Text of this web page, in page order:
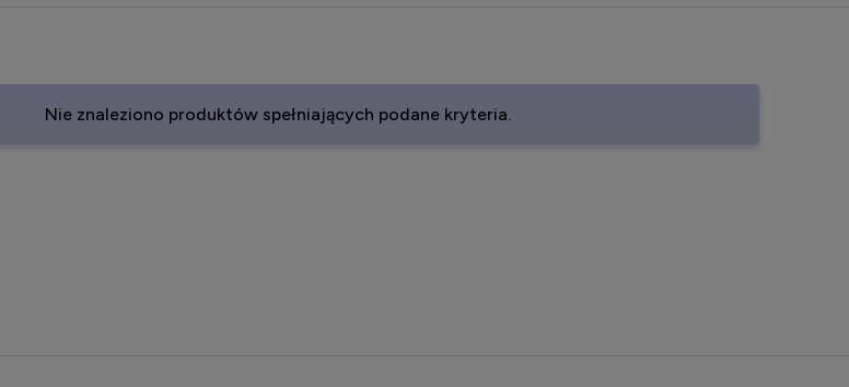
Nie znaleziono produktów spełniających podane kryteria.